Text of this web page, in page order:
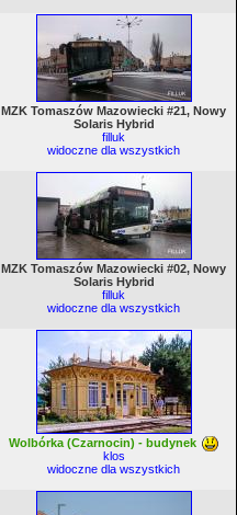
MZK Tomaszów Mazowiecki #21, Nowy
Solaris Hybrid
filluk
widoczne dla wszystkich
MZK Tomaszów Mazowiecki #02, Nowy
Solaris Hybrid
filluk
widoczne dla wszystkich
Wolbórka (Czarnocin) - budynek
klos
widoczne dla wszystkich